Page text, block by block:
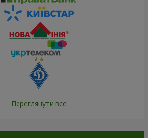
Переглянути все